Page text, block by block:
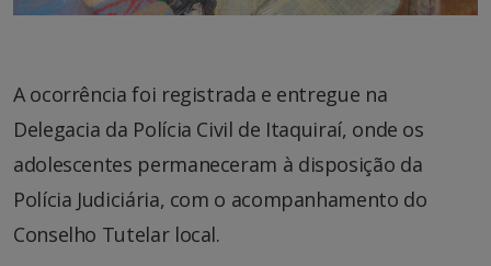
A ocorrência foi registrada e entregue na
Delegacia da Polícia Civil de Itaquiraí, onde os
adolescentes permaneceram à disposição da
Polícia Judiciária, com o acompanhamento do
Conselho Tutelar local.